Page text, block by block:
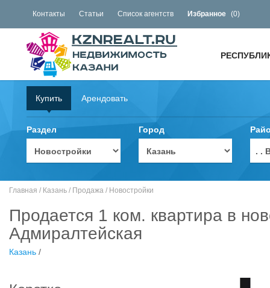
Контакты Статьи Список агентств Избранное (0)
Купить Арендовать
Раздел Город
. .
Главная / Казань / Продажа / Новостройки
Продается 1 ком. квартира в
Адмиралтейская
Казань /